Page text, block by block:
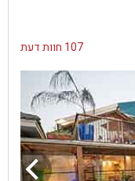
107 חוות דעת